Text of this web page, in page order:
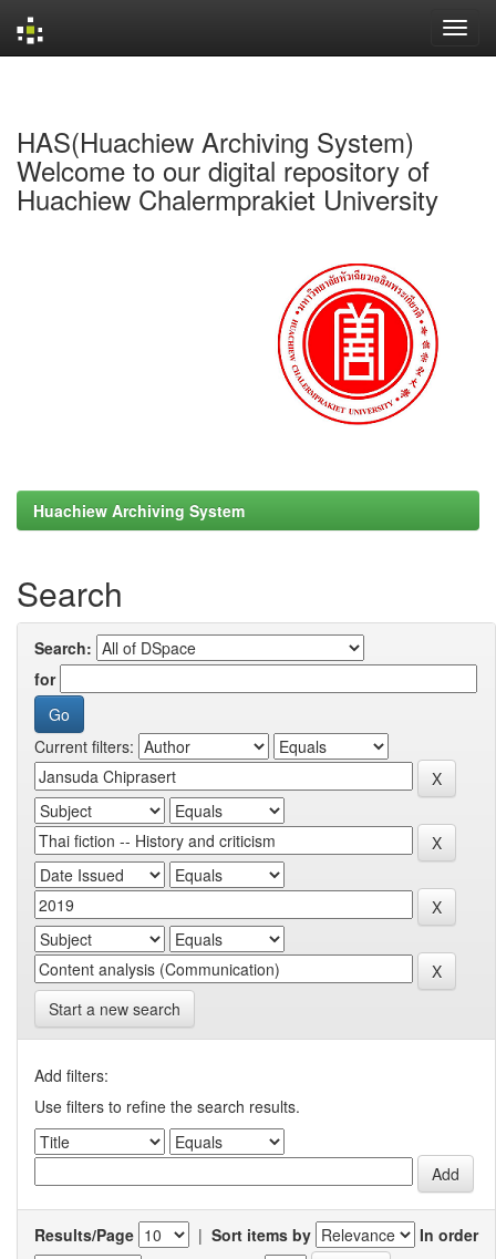
HAS(Huachiew Archiving System)
Welcome to our digital repository of
Huachiew Chalermprakiet University
Huachiew Archiving System
Search
Search:
for
Current filters:
Start a new search
Add filters:
Use filters to refine the search results.
Results/Page | Sort items by
In order